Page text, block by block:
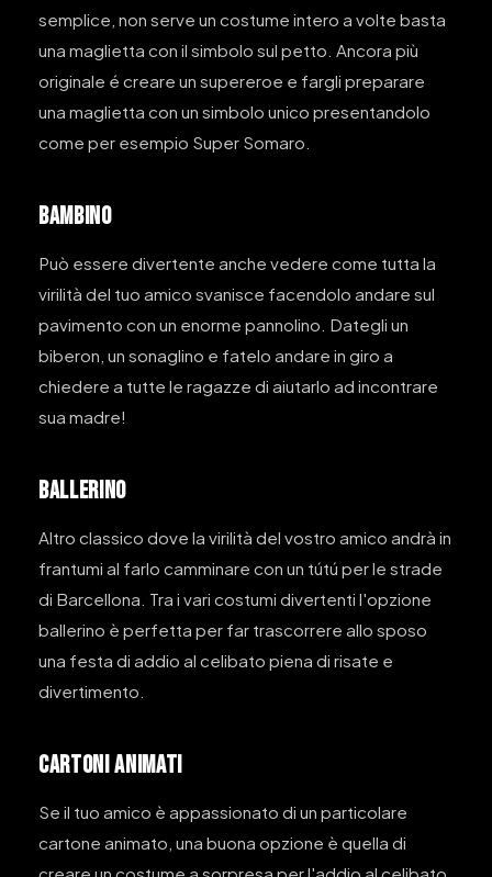
semplice, non serve un costume intero a volte basta
una maglietta con il simbolo sul petto. Ancora più
originale é creare un supereroe e fargli preparare
una maglietta con un simbolo unico presentandolo
come per esempio Super Somaro.
BAMBINO
Può essere divertente anche vedere come tutta la
virilità del tuo amico svanisce facendolo andare sul
pavimento con un enorme pannolino. Dategli un
biberon, un sonaglino e fatelo andare in giro a
chiedere a tutte le ragazze di aiutarlo ad incontrare
sua madre!
BALLERINO
Altro classico dove la virilità del vostro amico andrà in
frantumi al farlo camminare con un tútú per le strade
di Barcellona. Tra i vari costumi divertenti l'opzione
ballerino è perfetta per far trascorrere allo sposo
una festa di addio al celibato piena di risate e
divertimento.
CARTONI ANIMATI
Se il tuo amico è appassionato di un particolare
cartone animato, una buona opzione è quella di